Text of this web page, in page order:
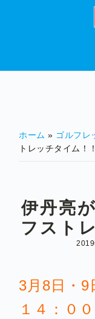
ホーム » ゴルフレ
トレッチタイム！
伊丹亮
フスト
2019
3月8日・9
１４：００